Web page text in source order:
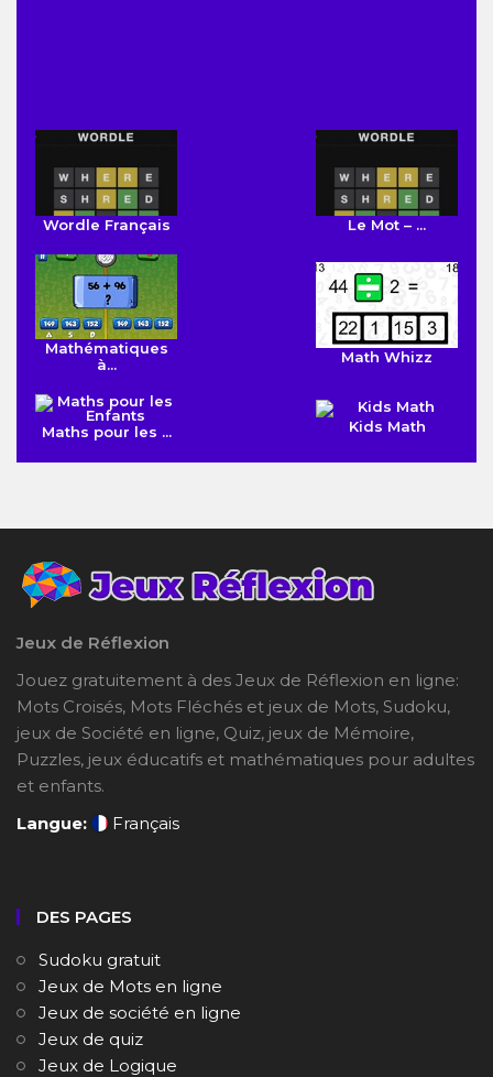
Wordle Français Le Mot – ...
Mathématiques
à...
Math Whizz
Maths pour les ... Kids Math
Jeux de Réflexion
Jouez gratuitement à des Jeux de Réflexion en ligne:
Mots Croisés, Mots Fléchés et jeux de Mots, Sudoku,
jeux de Société en ligne, Quiz, jeux de Mémoire,
Puzzles, jeux éducatifs et mathématiques pour adultes
et enfants.
Langue:
Français
DES PAGES
Sudoku gratuit
Jeux de Mots en ligne
Jeux de société en ligne
Jeux de quiz
Jeux de Logique